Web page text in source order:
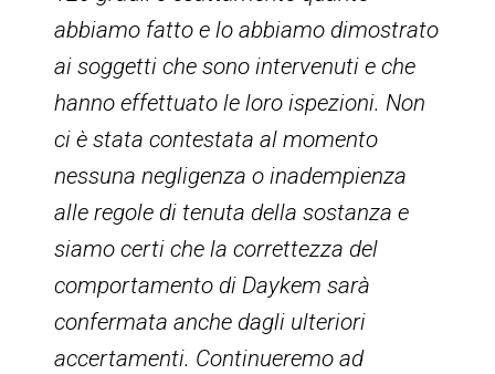
abbiamo fatto e lo abbiamo dimostrato
ai soggetti che sono intervenuti e che
hanno effettuato le loro ispezioni. Non
ci è stata contestata al momento
nessuna negligenza o inadempienza
alle regole di tenuta della sostanza e
siamo certi che la correttezza del
comportamento di Daykem sarà
confermata anche dagli ulteriori
accertamenti. Continueremo ad